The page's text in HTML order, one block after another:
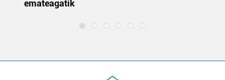
emateagatik